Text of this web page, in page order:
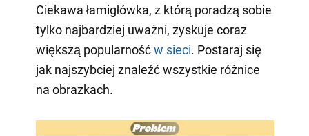
Ciekawa łamigłówka, z którą poradzą sobie
tylko najbardziej uważni, zyskuje coraz
większą popularnośćw sieci. Postaraj się
jak najszybciej znaleźć wszystkie różnice
na obrazkach.